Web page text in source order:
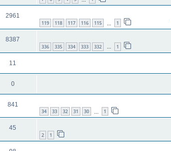
1
115
116
117
118
119
2961
1
…
332
333
334
335
336
8387
11
0
1
30
31
32
33
34
841
1
2
45